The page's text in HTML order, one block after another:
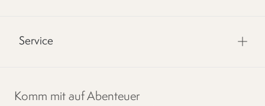
Service
Komm mit auf Abenteuer